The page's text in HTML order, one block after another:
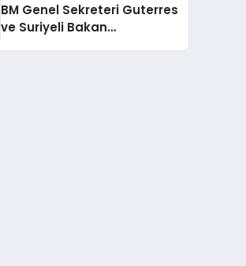
BM Genel Sekreteri Guterres
ve Suriyeli Bakan